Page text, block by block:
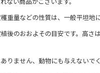
量などの性質は、一般平坦地
後のおおよその目安です。高
りません、動物にも与えないでく